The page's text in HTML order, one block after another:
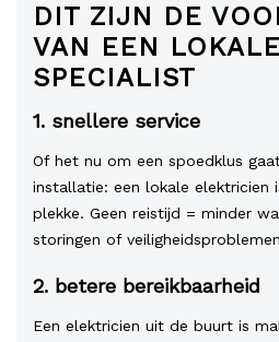
DIT ZIJN DE
VAN EEN LOKALE
SPECIALIST
1. snellere service
Of het nu om een spoedklus
installatie: een lokale elektricien
plekke. Geen reistijd = minder
storingen of
2. betere bereikbaarheid
Een elektricien uit de buurt is